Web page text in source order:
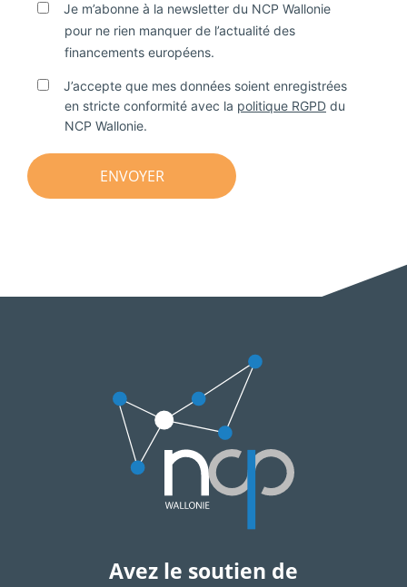
Je m’abonne à la newsletter du NCP Wallonie
pour ne rien manquer de l’actualité des
financements européens.
J’accepte que mes données soient enregistrées
en stricte conformité avec la politique RGPD du
NCP Wallonie.
Avez le soutien de